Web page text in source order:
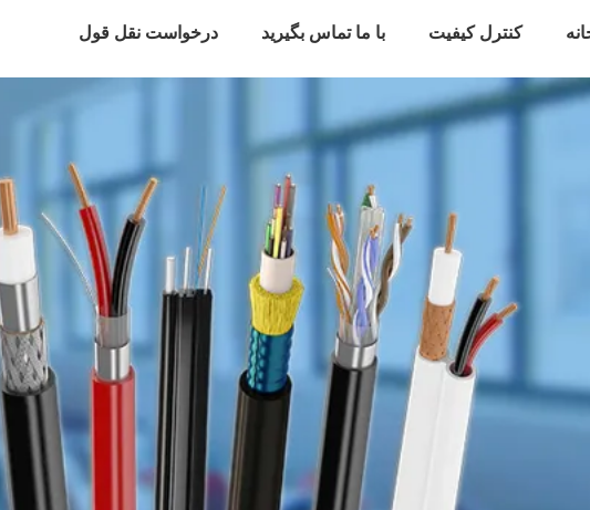
کنترل کیفیت با ما تماس بگیرید درخواست نقل قول